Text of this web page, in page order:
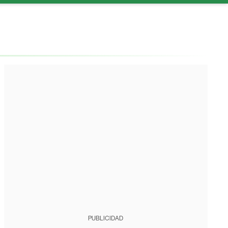
PUBLICIDAD